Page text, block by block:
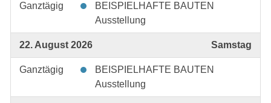
Ganztägig
BEISPIELHAFTE BAUTEN
Ausstellung
22. August 2026 Samstag
Ganztägig
BEISPIELHAFTE BAUTEN
Ausstellung